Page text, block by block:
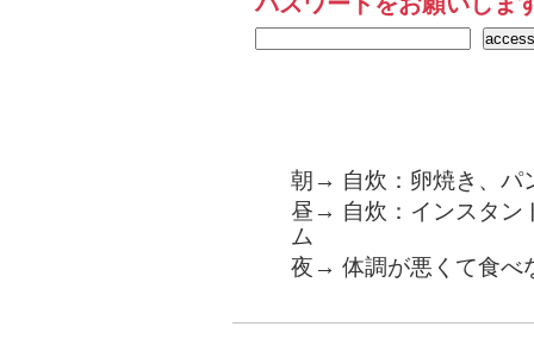
朝→ 自炊：卵焼き、パ
昼→ 自炊：インスタン
ム
夜→ 体調が悪くて食べ